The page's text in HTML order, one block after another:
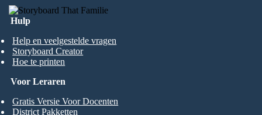
Hulp
Help en veelgestelde vragen
Storyboard Creator
Hoe te printen
Voor Leraren
Gratis Versie Voor Docenten
District Pakketten